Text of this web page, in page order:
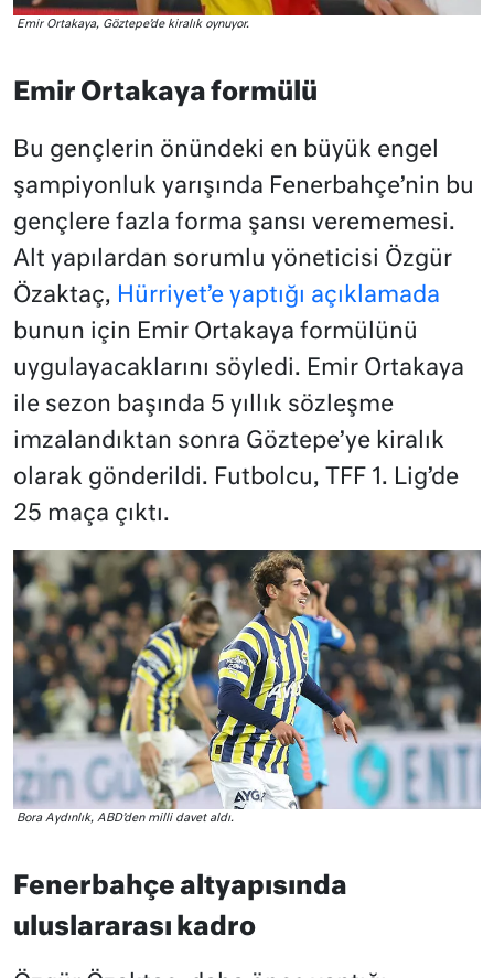
Emir Ortakaya, Göztepe’de kiralık oynuyor.
Emir Ortakaya formülü
Bu gençlerin önündeki en büyük engel
şampiyonluk yarışında Fenerbahçe’nin bu
gençlere fazla forma şansı verememesi.
Alt yapılardan sorumlu yöneticisi Özgür
Özaktaç, Hürriyet’e yaptığı açıklamada
bunun için Emir Ortakaya formülünü
uygulayacaklarını söyledi. Emir Ortakaya
ile sezon başında 5 yıllık sözleşme
imzalandıktan sonra Göztepe’ye kiralık
olarak gönderildi. Futbolcu, TFF 1. Lig’de
25 maça çıktı.
Bora Aydınlık, ABD’den milli davet aldı.
Fenerbahçe altyapısında
uluslararası kadro